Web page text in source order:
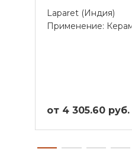
Laparet (Индия)
Применение:
от 4 305.60 руб.